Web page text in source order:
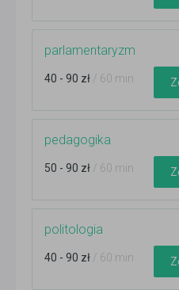
parlamentaryzm
40 - 90 zł / 60 min
pedagogika
50 - 90 zł / 60 min
politologia
40 - 90 zł / 60 min